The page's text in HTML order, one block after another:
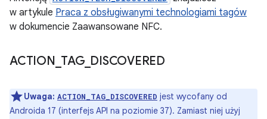
w artykule Praca z obsługiwanymi technologiami tagów
w dokumencie Zaawansowane NFC.
ACTION TAG_ DISCOVERED
Uwaga: ACTION_TAG_DISCOVERED jest wycofany od
Androida 17 (interfejs API na poziomie 37). Zamiast niej użyj